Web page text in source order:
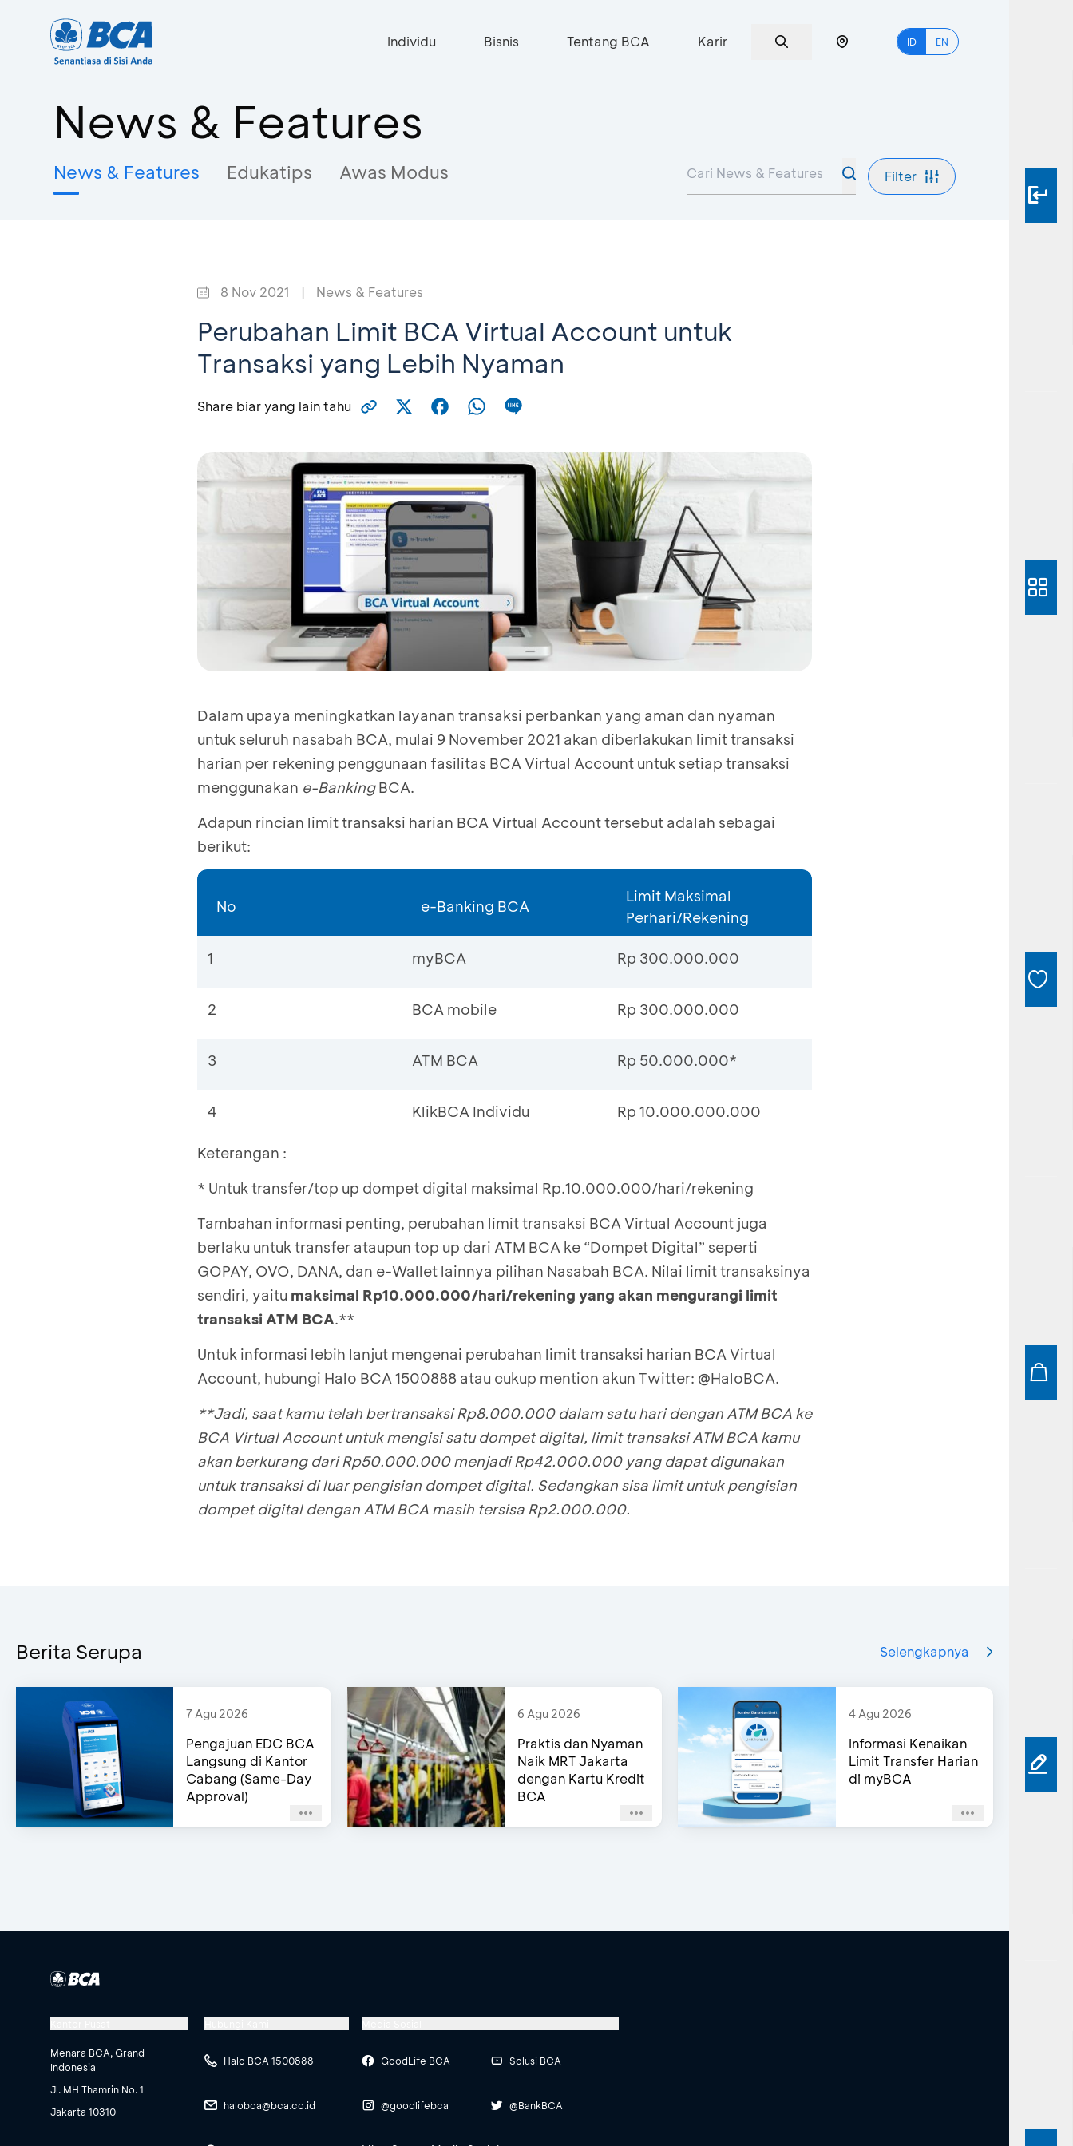
Individu Bisnis Tentang BCA Karir ID EN
News & Features
News & Features Edukatips Awas Modus Filter
8 Nov 2021 | News & Features
Perubahan Limit BCA Virtual Account untuk
Transaksi yang Lebih Nyaman
Share biar yang lain tahu
Dalam upaya meningkatkan layanan transaksi perbankan yang aman dan nyaman
untuk seluruh nasabah BCA, mulai 9 November 2021 akan diberlakukan limit transaksi
harian per rekening penggunaan fasilitas BCA Virtual Account untuk setiap transaksi
menggunakan e-BankingBCA.
Adapun rincian limit transaksi harian BCA Virtual Account tersebut adalah sebagai
berikut:
No e-Banking BCA
Limit Maksimal
Perhari/Rekening
1 myBCA Rp 300.000.000
2 BCA mobile Rp 300.000.000
3 ATM BCA Rp 50.000.000*
4 KlikBCA Individu Rp 10.000.000.000
Keterangan :
* Untuk transfer/top up dompet digital maksimal Rp.10.000.000/hari/rekening
Tambahan informasi penting, perubahan limit transaksi BCA Virtual Account juga
berlaku untuk transfer ataupun top up dari ATM BCA ke “Dompet Digital” seperti
GOPAY, OVO, DANA, dan e-Wallet lainnya pilihan Nasabah BCA. Nilai limit transaksinya
sendiri, yaitu maksimal Rp10.000.000/hari/rekening yang akan mengurangi limit
transaksi ATM BCA.**
Untuk informasi lebih lanjut mengenai perubahan limit transaksi harian BCA Virtual
Account, hubungi Halo BCA 1500888 atau cukup mention akun Twitter: @HaloBCA.
**Jadi, saat kamu telah bertransaksi Rp8.000.000 dalam satu hari dengan ATM BCA ke
BCA Virtual Account untuk mengisi satu dompet digital, limit transaksi ATM BCA kamu
akan berkurang dari Rp50.000.000 menjadi Rp42.000.000 yang dapat digunakan
untuk transaksi di luar pengisian dompet digital. Sedangkan sisa limit untuk pengisian
dompet digital dengan ATM BCA masih tersisa Rp2.000.000.
Berita Serupa Selengkapnya
7 Agu 2026
Pengajuan EDC BCA
Langsung di Kantor
Cabang (Same-Day
Approval)
6 Agu 2026
Praktis dan Nyaman
Naik MRT Jakarta
dengan Kartu Kredit
BCA
4 Agu 2026
Informasi Kenaikan
Limit Transfer Harian
di myBCA
Menara BCA, Grand
Indonesia
Jl. MH Thamrin No. 1
Jakarta 10310
Halo BCA 1500888
halobca@bca.co.id
GoodLife BCA
@goodlifebca
Solusi BCA
@BankBCA